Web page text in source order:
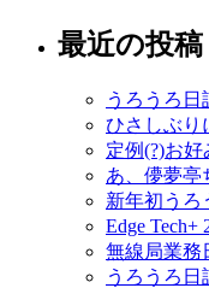
最近の投稿
うろうろ日
ひさしぶり
定例(?)お好
あ、儚夢亭
新年初うろ
Edge Tech+
無線局業務
うろうろ日